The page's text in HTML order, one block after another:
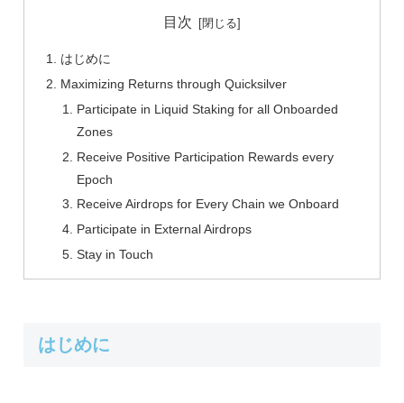
目次
はじめに
Maximizing Returns through Quicksilver
Participate in Liquid Staking for all Onboarded
Zones
Receive Positive Participation Rewards every
Epoch
Receive Airdrops for Every Chain we Onboard
Participate in External Airdrops
Stay in Touch
はじめに